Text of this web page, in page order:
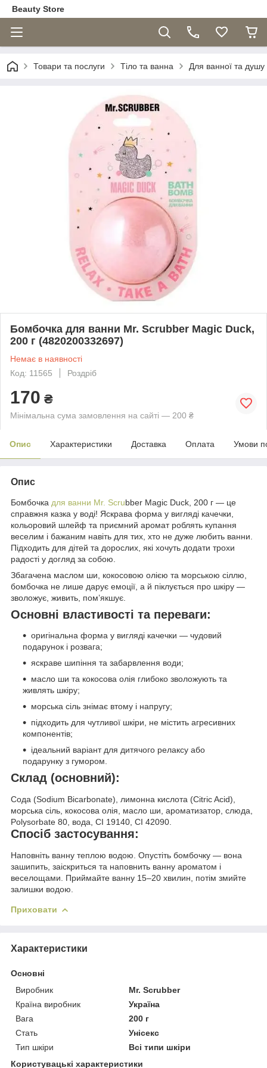
Beauty Store
Товари та послуги Тіло та ванна Для ванної та душу
Бомбочка для ванни Mr. Scrubber Magic Duck,
200 г (4820200332697)
Немає в наявності
Код: 11565
Роздріб
170 ₴
Мінімальна сума замовлення на сайті — 200 ₴
Опис Характеристики Доставка Оплата Умови
Опис
Бомбочка для ванни Mr. Scrubber Magic Duck, 200 г — це
справжня казка у воді! Яскрава форма у вигляді качечки,
кольоровий шлейф та приємний аромат роблять купання
веселим і бажаним навіть для тих, хто не дуже любить ванни.
Підходить для дітей та дорослих, які хочуть додати трохи
радості у догляд за собою.
Збагачена маслом ши, кокосовою олією та морською сіллю,
бомбочка не лише дарує емоції, а й піклується про шкіру —
зволожує, живить, пом’якшує.
Основні властивості та переваги:
оригінальна форма у вигляді качечки — чудовий
подарунок і розвага;
яскраве шипіння та забарвлення води;
масло ши та кокосова олія глибоко зволожують та
живлять шкіру;
морська сіль знімає втому і напругу;
підходить для чутливої шкіри, не містить агресивних
компонентів;
ідеальний варіант для дитячого релаксу або
подарунку з гумором.
Склад (основний):
Сода (Sodium Bicarbonate), лимонна кислота (Citric Acid),
морська сіль, кокосова олія, масло ши, ароматизатор, слюда,
Polysorbate 80, вода, CI 19140, CI 42090.
Спосіб застосування:
Наповніть ванну теплою водою. Опустіть бомбочку — вона
зашипить, заіскриться та наповнить ванну ароматом і
веселощами. Приймайте ванну 15–20 хвилин, потім змийте
залишки водою.
Приховати
Характеристики
Основні
Виробник
Mr. Scrubber
Країна виробник
Україна
Вага
200 г
Стать
Унісекс
Тип шкіри
Всі типи шкіри
Користувацькі характеристики